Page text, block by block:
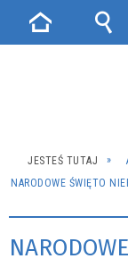
JESTEŚ TUTAJ
NARODOWE ŚWIĘTO
Strona